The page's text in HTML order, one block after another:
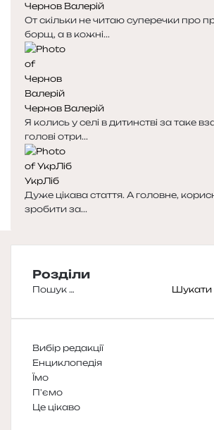
Чернов Валерій
От скільки не читаю суперечки про
борщ, а в кожні...
Чернов Валерій
Я колись у селі в дитинстві за таке
голові отри...
УкрЛіб
Дуже цікава стаття. А головне,
зробити за...
Розділи
Пошук:
Вибір редакції
Енциклопедія
Їмо
П'ємо
Це цікаво